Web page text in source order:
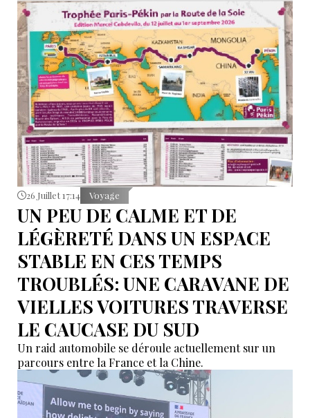
26 Juillet 17:14 Voyage
UN PEU DE CALME ET DE
LÉGÈRETÉ DANS UN ESPACE
STABLE EN CES TEMPS
TROUBLÉS: UNE CARAVANE DE
VIELLES VOITURES TRAVERSE
LE CAUCASE DU SUD
Un raid automobile se déroule actuellement sur un
parcours entre la France et la Chine.